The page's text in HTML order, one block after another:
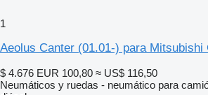
1
Aeolus Canter (01.01-) para Mitsubishi
$ 4.676 EUR 100,80 ≈ US$ 116,50
Neumáticos y ruedas - neumático para